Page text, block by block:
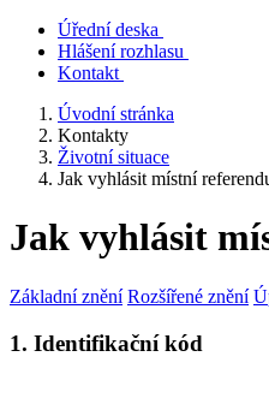
Úřední deska
Hlášení rozhlasu
Kontakt
Úvodní stránka
Kontakty
Životní situace
Jak vyhlásit místní
Jak vyhlásit
Základní znění Rozšířené znění
1. Identifikační kód